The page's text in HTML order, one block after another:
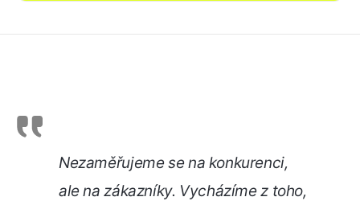
Nezaměřujeme se na konkurenci,
ale na zákazníky. Vycházíme z toho,